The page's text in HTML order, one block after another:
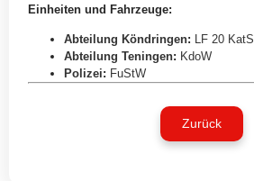
Einheiten und Fahrzeuge:
Abteilung Köndringen: LF 20 KatS
Abteilung Teningen: KdoW
Polizei: FuStW
Zurück